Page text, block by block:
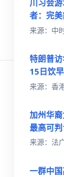
川习会
者：完
来源：中
特朗普
15日饮
来源：香
加州华
最高可
来源：法
一群中